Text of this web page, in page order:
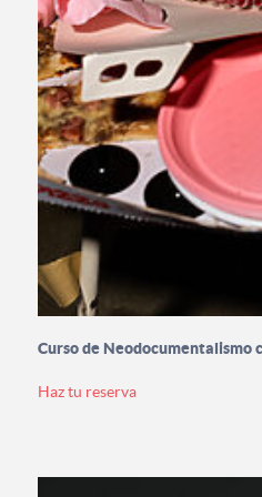
Curso de Neodocumentalismo
Haz tu reserva